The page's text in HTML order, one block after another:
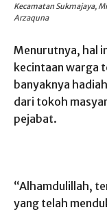
Kecamatan Sukmajaya,
Arzaquna
Menurutnya, hal
kecintaan warga
banyaknya
dari tokoh
pejabat.
“Alhamdulillah,
yang telah